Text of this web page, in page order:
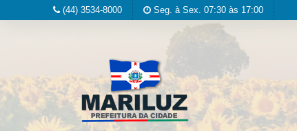
(44) 3534-8000 Seg. à Sex. 07:30 às 17:00